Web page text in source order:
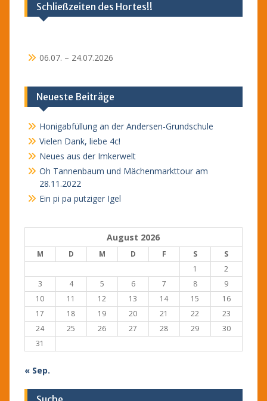
Schließzeiten des Hortes!!
06.07. – 24.07.2026
Neueste Beiträge
Honigabfüllung an der Andersen-Grundschule
Vielen Dank, liebe 4c!
Neues aus der Imkerwelt
Oh Tannenbaum und Mächenmarkttour am
28.11.2022
Ein pi pa putziger Igel
August 2026
M D M D F S
S
1
2
3
4 5 6 7 8
9
10
11 12 13 14 15
16
17
18 19 20 21 22
23
24
25 26 27 28 29
30
31
« Sep.